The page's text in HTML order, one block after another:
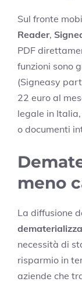
Sul fronte
Reader,
PDF
funzioni sono
(Signeasy
22 euro al
legale in
o documenti
meno
La diffusione
necessità di
risparmio in
aziende che